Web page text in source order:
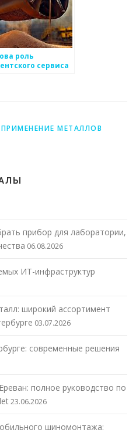
роль
сервиса
ПРИМЕНЕНИЕ МЕТАЛЛОВ
прибор для лаборатории,
06.08.2026
ИТ-инфраструктур
широкий ассортимент
03.07.2026
современные решения
полное руководство по
23.06.2026
шиномонтажа: